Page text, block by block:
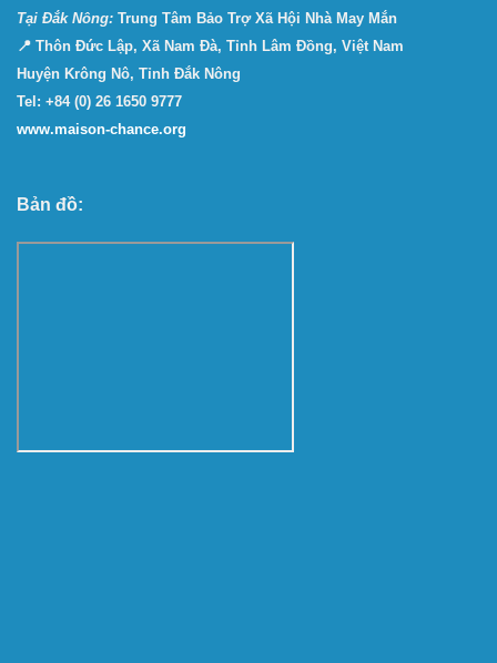
Tại Ðắk Nông: Trung Tâm Bảo Trợ Xã Hội Nhà May Mắn
📍 Thôn Đức Lập, Xã Nam Đà, Tỉnh Lâm Đồng, Việt Nam
Huyện Krông Nô, Tỉnh Đắk Nông
Tel: +84 (0) 26 1650 9777
www.maison-chance.org
Bản đồ: